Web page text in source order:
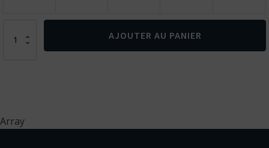
polyester
recyclé,
AJOUTER AU PANIER
Array